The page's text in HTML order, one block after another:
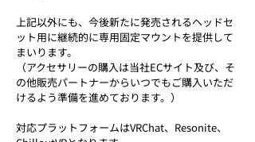
上記以外にも、今後新たに発売されるヘッドセ
ット用に継続的に専用固定マウントを提供して
まいります。
（アクセサリーの購入は当社ECサイト及び、そ
の他販売パートナーからいつでもご購入いただ
けるよう準備を進めております。）
対応プラットフォームはVRChat、Resonite、